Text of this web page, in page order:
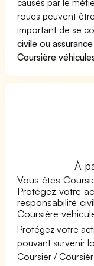
roues peuvent
important de se
civile ou
Coursière
À
Vous êtes
Protégez votre
responsabilité
Coursière
Protégez votre
pouvant survenir
Coursier /